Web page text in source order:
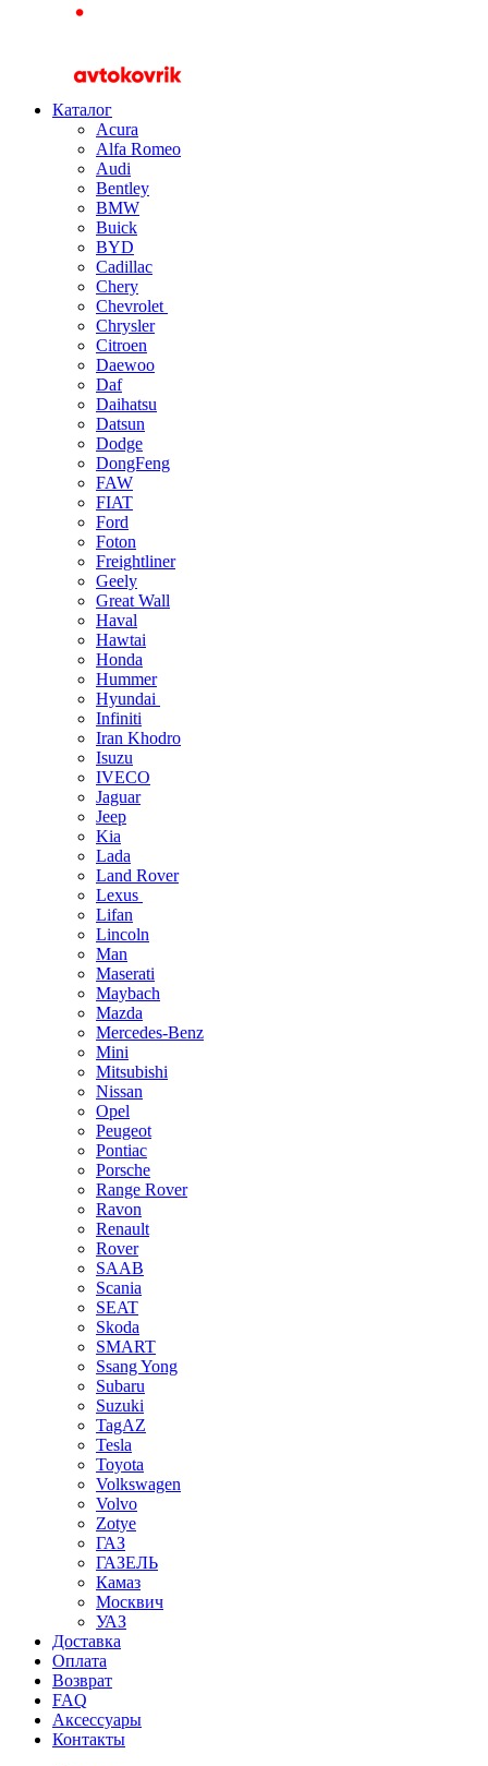
Каталог
Acura
Alfa Romeo
Audi
Bentley
BMW
Buick
BYD
Cadillac
Chery
Chevrolet
Chrysler
Citroen
Daewoo
Daf
Daihatsu
Datsun
Dodge
DongFeng
FAW
FIAT
Ford
Foton
Freightliner
Geely
Great Wall
Haval
Hawtai
Honda
Hummer
Hyundai
Infiniti
Iran Khodro
Isuzu
IVECO
Jaguar
Jeep
Kia
Lada
Land Rover
Lexus
Lifan
Lincoln
Man
Maserati
Maybach
Mazda
Mercedes-Benz
Mini
Mitsubishi
Nissan
Opel
Peugeot
Pontiac
Porsche
Range Rover
Ravon
Renault
Rover
SAAB
Scania
SEAT
Skoda
SMART
Ssang Yong
Subaru
Suzuki
TagAZ
Tesla
Toyota
Volkswagen
Volvo
Zotye
ГАЗ
ГАЗЕЛЬ
Камаз
Москвич
УАЗ
Доставка
Оплата
Возврат
FAQ
Аксессуары
Контакты